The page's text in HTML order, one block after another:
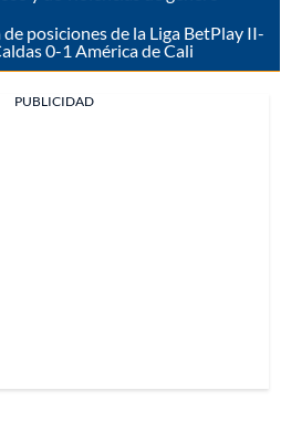
posiciones de la Liga BetPlay II-
0-1 América de Cali
PUBLICIDAD